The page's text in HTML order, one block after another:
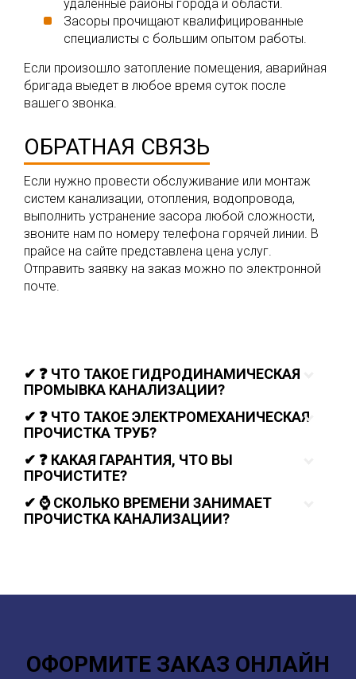
удаленные районы города и области.
Засоры прочищают квалифицированные
специалисты с большим опытом работы.
Если произошло затопление помещения, аварийная
бригада выедет в любое время суток после
вашего звонка.
ОБРАТНАЯ СВЯЗЬ
Если нужно провести обслуживание или монтаж
систем канализации, отопления, водопровода,
выполнить устранение засора любой сложности,
звоните нам по номеру телефона горячей линии. В
прайсе на сайте представлена цена услуг.
Отправить заявку на заказ можно по электронной
почте.
✔ ❓ ЧТО ТАКОЕ ГИДРОДИНАМИЧЕСКАЯ
ПРОМЫВКА КАНАЛИЗАЦИИ?
✔ ❓ ЧТО ТАКОЕ ЭЛЕКТРОМЕХАНИЧЕСКАЯ
ПРОЧИСТКА ТРУБ?
✔ ❓ КАКАЯ ГАРАНТИЯ, ЧТО ВЫ
ПРОЧИСТИТЕ?
✔ ⌚ СКОЛЬКО ВРЕМЕНИ ЗАНИМАЕТ
ПРОЧИСТКА КАНАЛИЗАЦИИ?
ОФОРМИТЕ ЗАКАЗ ОНЛАЙН